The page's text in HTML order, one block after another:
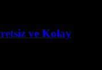
ve Kolay